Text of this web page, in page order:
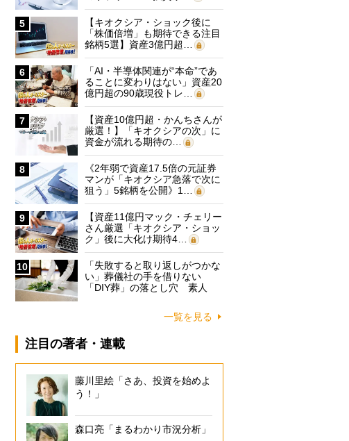
5
【キオクシア・ショック後に
「株価倍増」も期待できる注目
銘柄5選】資産3億円超…
6
「AI・半導体関連が“本命”であ
ることに変わりはない」資産20
億円超の90歳現役トレ…
7
【資産10億円超・かんちさんが
厳選！】「キオクシアの次」に
資金が流れる期待の…
8
《2年弱で資産17.5倍の元証券
マンが「キオクシア急落で次に
狙う」5銘柄を公開》1…
9
【資産11億円マック・チェリー
さん厳選「キオクシア・ショッ
ク」後に大化け期待4…
10
「失敗すると取り返しがつかな
い」葬儀社の手を借りない
「DIY葬」の落とし穴 素人
一覧を見る
注目の著者・連載
藤川里絵「さあ、投資を始めよ
う！」
森口亮「まるわかり市況分析」